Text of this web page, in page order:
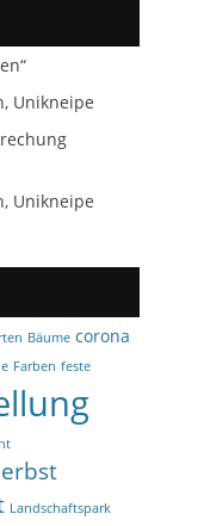
Unikneipe
Unikneipe
Bäume corona
Farben feste
Landschaftspark